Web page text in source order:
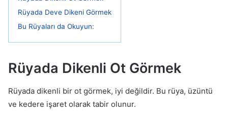
Rüyada Deve Dikeni Görmek
Bu Rüyaları da Okuyun:
Rüyada Dikenli Ot Görmek
Rüyada dikenli bir ot görmek, iyi değildir. Bu rüya, üzüntü
ve kedere işaret olarak tabir olunur.